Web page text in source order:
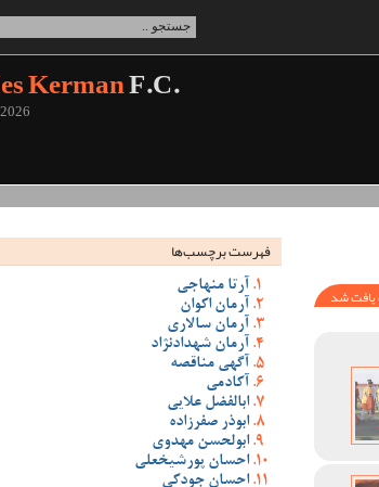
KermanF.C.
فهرست برچسب‌ها
آرتا منهاجی
آرمان اکوان
آرمان سالاری
آرمان شهدادنژاد
آگهی مناقصه
آکادمی
ابالفضل علایی
ابوذر صفرزاده
ابولحسن مهدوی
احسان پورشیخعلی
احسان جودکی